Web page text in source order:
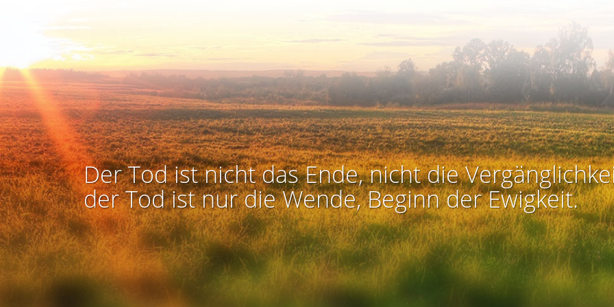
Der Tod ist nicht das Ende, nicht die
der Tod ist nur die Wende, Beginn der Ewigkeit.